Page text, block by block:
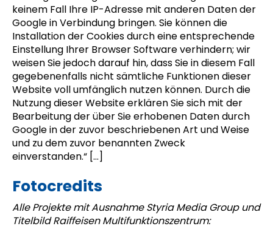
keinem Fall Ihre IP-Adresse mit anderen Daten der
Google in Verbindung bringen. Sie können die
Installation der Cookies durch eine entsprechende
Einstellung Ihrer Browser Software verhindern; wir
weisen Sie jedoch darauf hin, dass Sie in diesem Fall
gegebenenfalls nicht sämtliche Funktionen dieser
Website voll umfänglich nutzen können. Durch die
Nutzung dieser Website erklären Sie sich mit der
Bearbeitung der über Sie erhobenen Daten durch
Google in der zuvor beschriebenen Art und Weise
und zu dem zuvor benannten Zweck
einverstanden.“ [...]
Fotocredits
Alle Projekte mit Ausnahme Styria Media Group und
Titelbild Raiffeisen Multifunktionszentrum: